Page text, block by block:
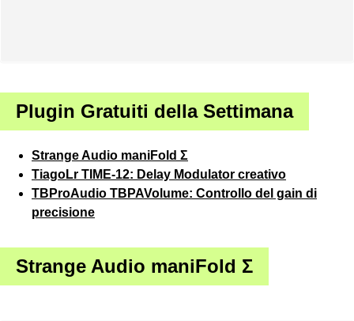
Plugin Gratuiti della Settimana
Strange Audio maniFold Σ
TiagoLr TIME-12: Delay Modulator creativo
TBProAudio TBPAVolume: Controllo del gain di
precisione
Strange Audio maniFold Σ